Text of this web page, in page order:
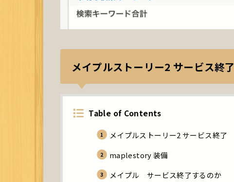
メイプルストーリー2 サービス終了
Table of Contents
メイプルストーリー2 サービス終了
maplestory 装備
メイプル サービス終了するのか